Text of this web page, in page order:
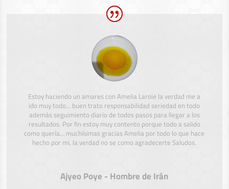
Estoy haciendo un amares con Amelia Laroie la verdad me a
ido muy todo… buen trato responsabilidad seriedad en todo
además seguimiento diario de todos pasos para llegar a los
resultados. Por fin estoy muy contento porque todo a salido
como quería… muchísimas gracias Amelia por todo lo que hace
hecho por mi, la verdad no se como agradecerte Saludos.
Ajyeo Poye - Hombre de Irán